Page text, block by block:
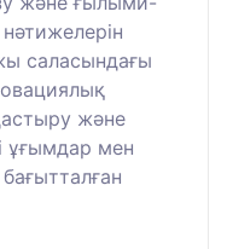
саласындағы
және
ұғымдар мен